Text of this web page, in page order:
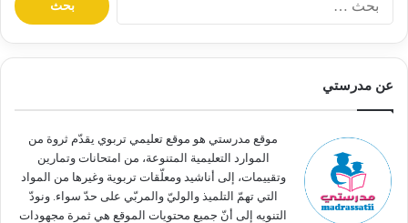
ن
عن مدرستي
موقع مدرستي هو موقع تعليمي تربوي يقدّم ثروة من
الموارد التعليمية المتنوعة، من امتحانات وتمارين
وتقييمات، إلى أناشيد ومعلّقات تربوية وغيرها من المواد
التي تهمّ التلميذ والوليّ والمربّي على حدّ سواء. ونودّ
التنويه إلى أنّ جميع محتويات الموقع هي ثمرة مجهودات